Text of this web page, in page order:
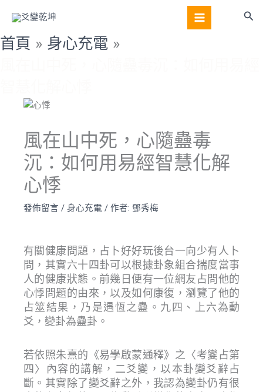
主
要
搜
首頁
身心充電
風在山中死，心隨蠱毒
沉：如何用易經智慧化解
心悸
發佈留言 / 身心充電 / 作者: 鄧秀梅
有關健康問題，占卜好好玩後台一向少有人卜
問，其實六十四卦可以根據卦象組合揣度當事
人的健康狀態。前幾日便有一位網友占問他的
心悸問題的由來，以及如何康復，瀏覽了他的
占筮結果，乃是遇恆之蠱。九四、上六為動
爻，變卦為蠱卦。
若依照朱熹的《易學啟蒙通釋》之〈考變占第
四〉內容的講解，二爻變，以本卦變爻辭占
斷。其實除了變爻辭之外，我認為變卦仍有很